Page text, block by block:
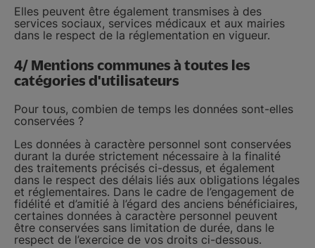
Elles peuvent être également transmises à des
services sociaux, services médicaux et aux mairies
dans le respect de la réglementation en vigueur.
4/ Mentions communes à toutes les
catégories d'utilisateurs
Pour tous, combien de temps les données sont-elles
conservées ?
Les données à caractère personnel sont conservées
durant la durée strictement nécessaire à la finalité
des traitements précisés ci-dessus, et également
dans le respect des délais liés aux obligations légales
et réglementaires. Dans le cadre de l’engagement de
fidélité et d’amitié à l’égard des anciens bénéficiaires,
certaines données à caractère personnel peuvent
être conservées sans limitation de durée, dans le
respect de l’exercice de vos droits ci-dessous.